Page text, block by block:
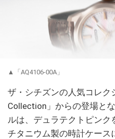
▲「AQ4106-00A」
ザ・シチズンの人気コレク
Collection」からの登場と
ルは、デュラテクトピン
チタニウム製の時計ケー